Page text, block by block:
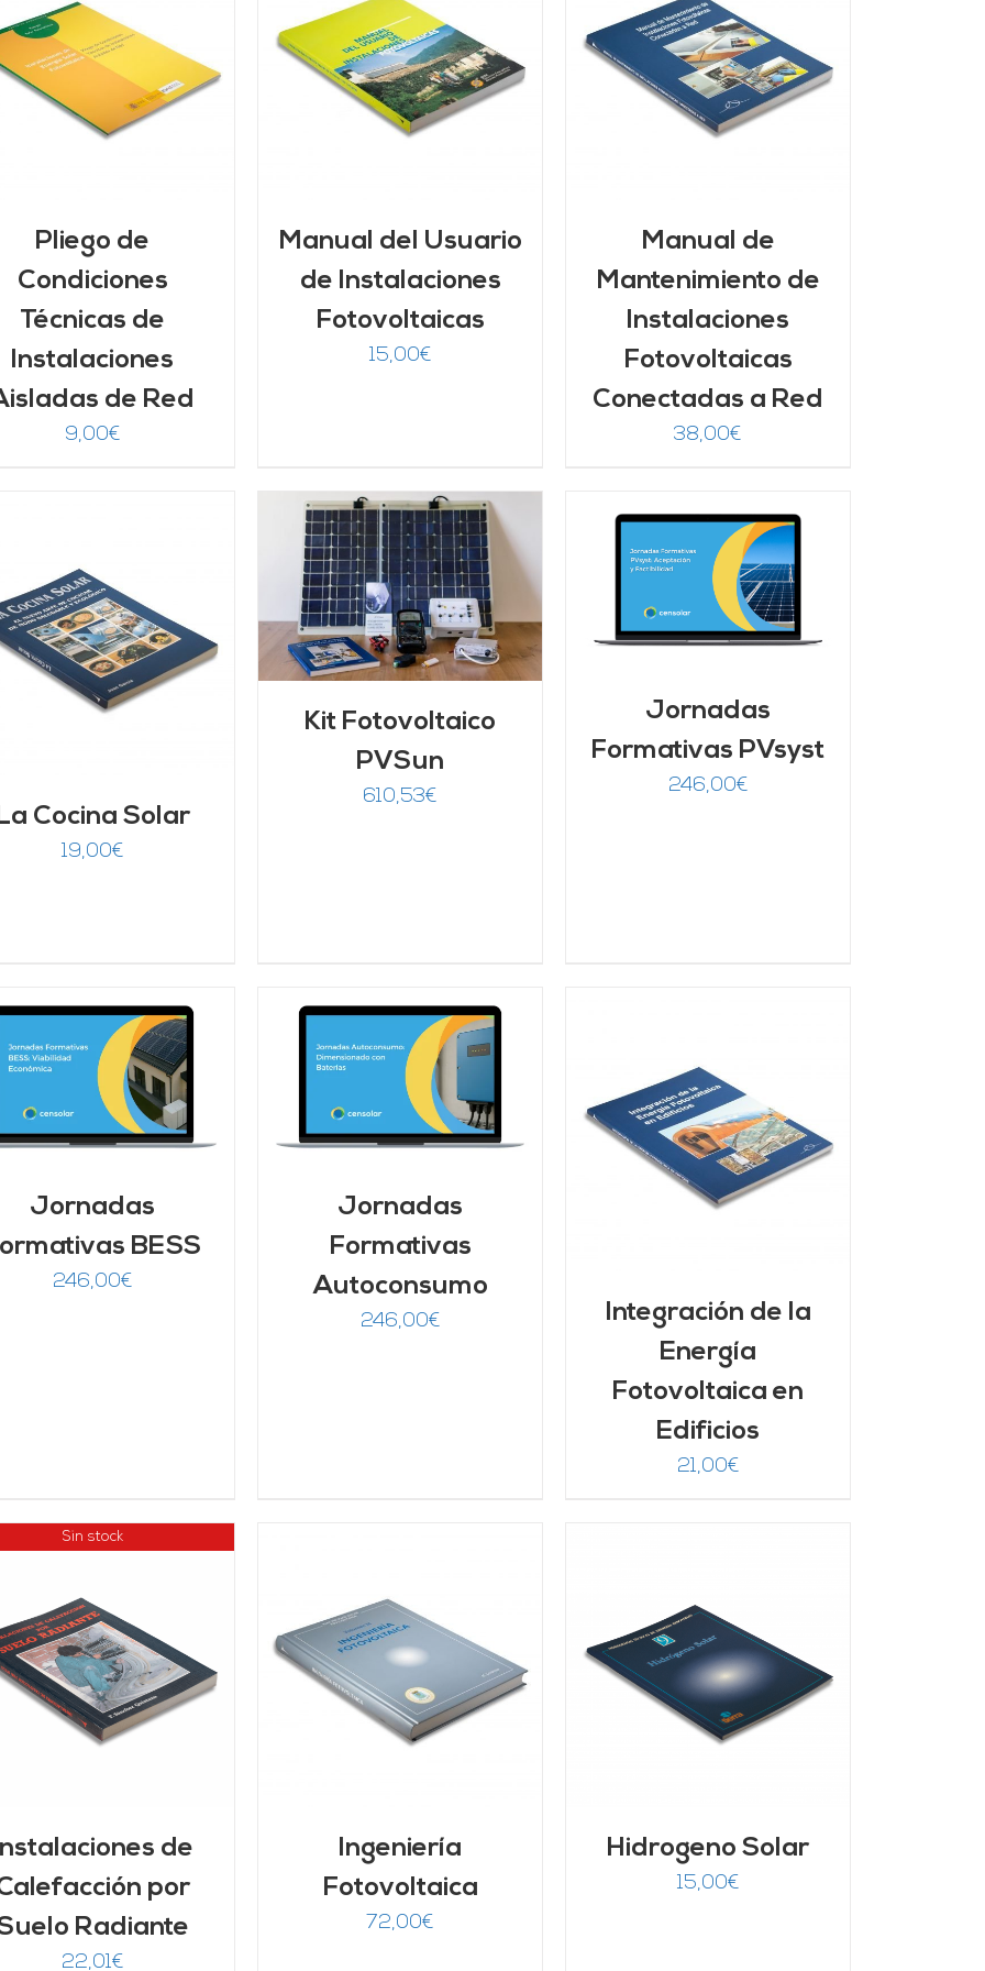
Pliego de
Condiciones
Técnicas de
Instalaciones
de Red
9,00€
AÑADIR AL CARRITO
DETALLES
Manual del Usuario
de Instalaciones
Fotovoltaicas
15,00€
AÑADIR AL CARRITO
/
DETALLES
Manual de
Mantenimiento de
Instalaciones
Fotovoltaicas
Conectadas a Red
38,00€
Cocina Solar
19,00€
AÑADIR AL CARRITO
DETALLES
Kit Fotovoltaico
PVSun
610,53€
AÑADIR AL CARRITO
DETALLES
Jornadas
Formativas PVsyst
246,00€
Jornadas
BESS
246,00€
AÑADIR AL CARRITO
DETALLES
Jornadas
Formativas
Autoconsumo
246,00€
AÑADIR AL CARRITO
DETALLES
Integración de la
Energía
Fotovoltaica en
Edificios
21,00€
Sin stock
de
por
Radiante
22,01€
AÑADIR AL CARRITO
/
DETALLES
Ingeniería
Fotovoltaica
72,00€
AÑADIR AL CARRITO
/
Hidrogeno Solar
15,00€